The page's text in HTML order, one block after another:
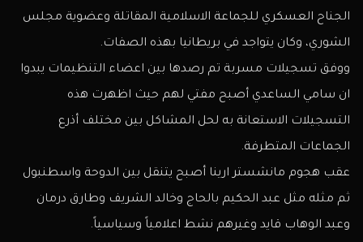
الجناح العسكري للجماعة الاسلامية المقاتلة وعضوية مجلس
الشوري، وكان يتواجد في بريطانيا بهذه الصفات.
ووفق تسجيلات مسربة تم رصدها بين اعضاء التنظيمات يبدوا
ان سامي الساعدي أصبح مفتي لهم حيث اظهرت هذه
التسجيلات الاستعانة به لحل المشاكل بين مختلف أذرع
الجماعات المتطرفة.
عقب هجوم مانشستر ارينا أصبح يتنقل بين الدوحة واسطنبول
ثم مثله مثل عبد الحكيم بالحاج وخالد الشريف وطارق درمان
وعبد الوهاب قايد وغيرهم نشط اعلامياً وسياسياً.